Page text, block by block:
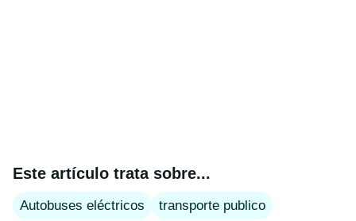
Este artículo trata sobre...
Autobuses eléctricos transporte publico